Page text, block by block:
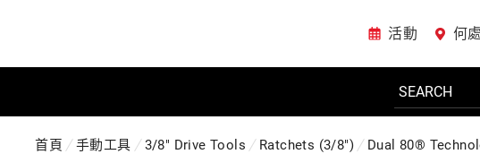
活動 何
首頁 手動工具 3/8" Drive Tools Ratchets (3/8") Dual 80®